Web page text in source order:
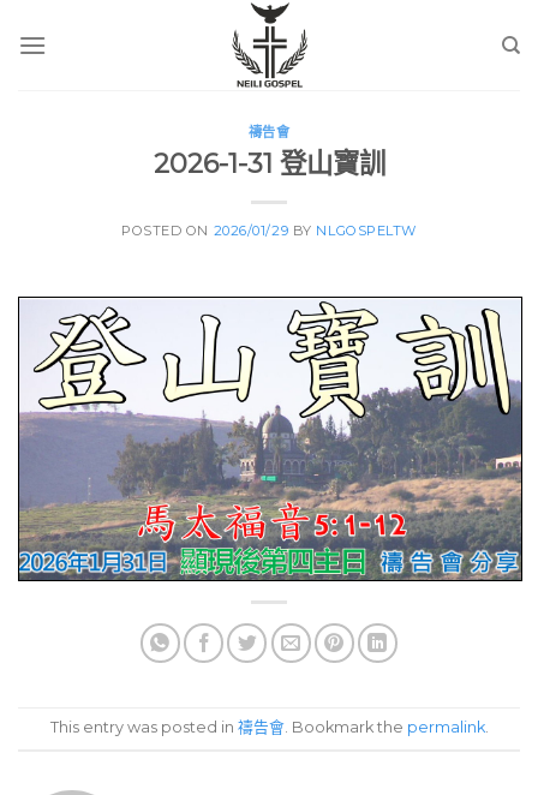
禱告會
2026-1-31 登山寶訓
POSTED ON 2026/01/29 BY NLGOSPELTW
This entry was posted in 禱告會. Bookmark the permalink.